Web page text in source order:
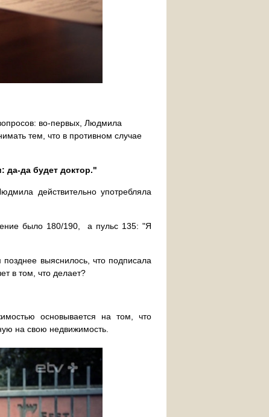
во-первых, Людмила
тем, что в противном случае
да-да будет доктор."
действительно употребляла
было 180/190, а пульс 135: "Я
выяснилось, что подписала
в том, что делает?
основывается на том, что
на свою недвижимость.